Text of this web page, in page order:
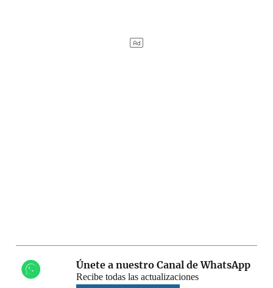
Únete a nuestro Canal de WhatsApp
Recibe todas las actualizaciones